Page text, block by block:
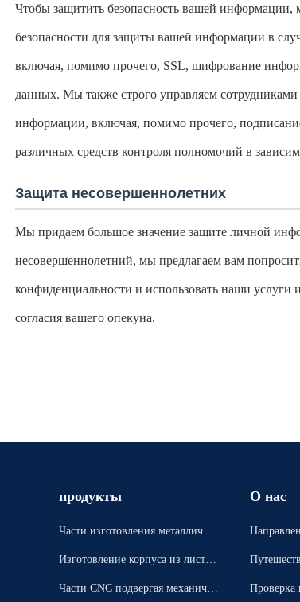
Чтобы защитить безопасность вашей
безопасности для защиты вашей информации в
включая, помимо прочего, SSL, шифрование
данных. Мы также строго управляем
информации, включая, помимо прочего,
различных средств контроля полномочий в
Защита несовершеннолетних
Мы придаем большое значение защите личной
несовершеннолетний, мы предлагаем вам
конфиденциальности и использовать наши
согласия вашего опекуна.
продукты
Части изготовления металлическ
Изготовление корпуса из листов
Части CNC подвергая механичес
О нас
Проверка